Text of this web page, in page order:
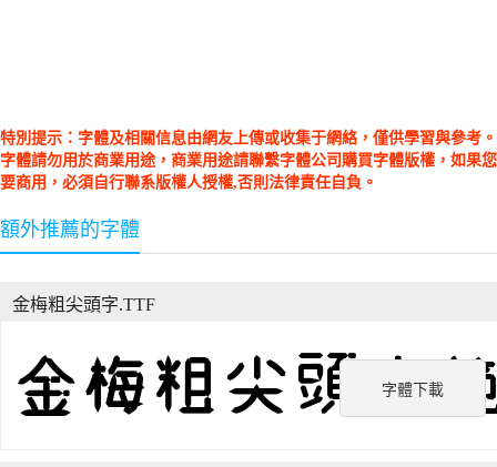
特別提示：字體及相關信息由網友上傳或收集于網絡，僅供學習與參考。
字體請勿用於商業用途，商業用途請聯繫字體公司購買字體版權，如果您
要商用，必須自行聯系版權人授權,否則法律責任自負。
額外推薦的字體
字體下載
金梅粗尖頭字.TTF